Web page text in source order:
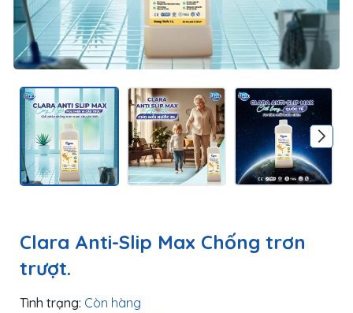
Clara Anti-Slip Max Chống trơn
trượt.
Tình trạng: Còn hàng